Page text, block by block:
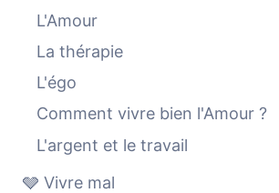
L'Amour
La thérapie
L'égo
Comment vivre bien l'Amour ?
L'argent et le travail
🩶 Vivre mal